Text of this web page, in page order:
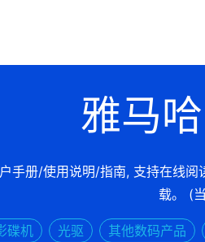
雅马
手册/使用说明/指南, 支持在线
载。 (
碟机 光驱 其他数码产品